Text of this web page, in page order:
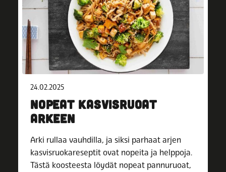
24.02.2025
NOPEAT KASVISRUOAT
ARKEEN
Arki rullaa vauhdilla, ja siksi parhaat arjen
kasvisruokareseptit ovat nopeita ja helppoja.
Tästä koosteesta löydät nopeat pannuruoat,